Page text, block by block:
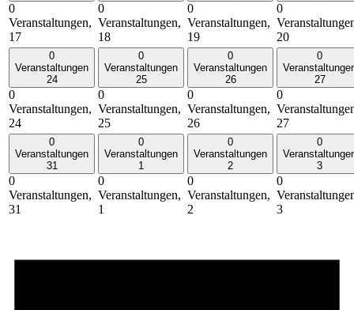
0
Veranstaltungen,
17
0
Veranstaltungen,
18
0
Veranstaltungen,
19
0
20
0
Veranstaltungen
24
0
Veranstaltungen,
24
0
Veranstaltungen
25
0
Veranstaltungen,
25
0
Veranstaltungen
26
0
Veranstaltungen,
26
0
27
0
27
0
Veranstaltungen
31
0
Veranstaltungen,
31
0
Veranstaltungen
1
0
Veranstaltungen,
1
0
Veranstaltungen
2
0
Veranstaltungen,
2
0
3
0
3